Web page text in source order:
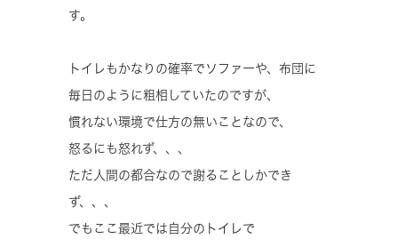
す。
トイレもかなりの確率でソファーや、布団に
毎日のように粗相していたのですが、
慣れない環境で仕方の無いことなので、
怒るにも怒れず、、、
ただ人間の都合なので謝ることしかでき
ず、、、
でもここ最近では自分のトイレで